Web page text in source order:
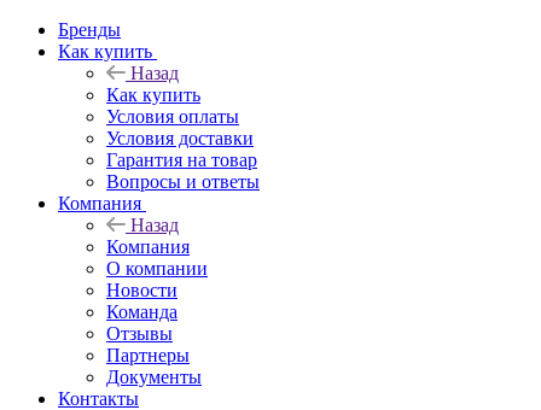
Бренды
Как купить
Назад
Как купить
Условия оплаты
Условия доставки
Гарантия на товар
Вопросы и ответы
Компания
Назад
Компания
О компании
Новости
Команда
Отзывы
Партнеры
Документы
Контакты